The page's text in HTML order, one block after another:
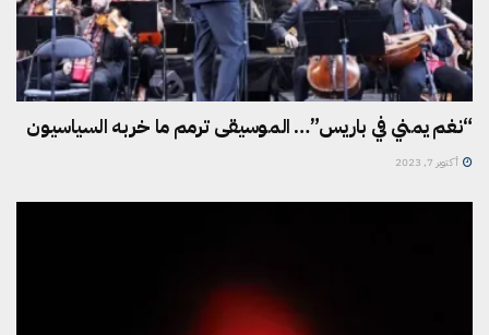
“نغم يمني في باريس”… الموسيقى ترمم ما خربه السياسيون
أكتوبر 7, 2023